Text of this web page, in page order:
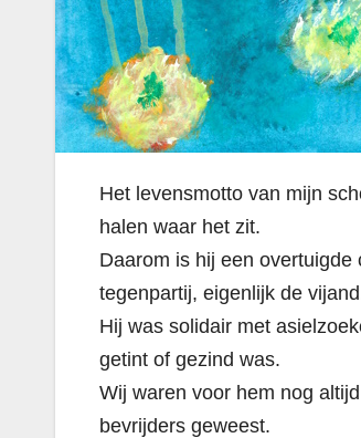
Het levensmotto van mijn
halen waar het zit.
Daarom is hij een
tegenpartij, eigenlijk de
Hij was solidair met
getint of gezind was.
Wij waren voor hem nog
bevrijders geweest.